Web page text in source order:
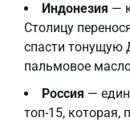
Индонезия —
Столицу
спасти тонущую
пальмовое
Россия —
топ-15, которая,